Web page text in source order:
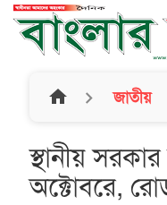
home জাতীয়
স্থানীয়
অক্টোবরে,